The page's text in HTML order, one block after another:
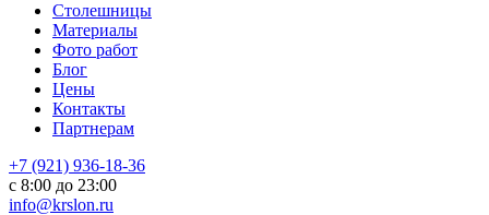
Столешницы
Материалы
Фото работ
Блог
Цены
Контакты
Партнерам
+7 (921) 936-18-36
с 8:00 до 23:00
info@krslon.ru